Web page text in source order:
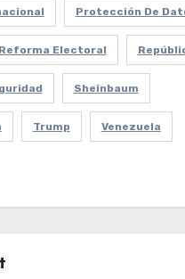
Protección De
Reforma Electoral
Sheinbaum
Trump Venezuela